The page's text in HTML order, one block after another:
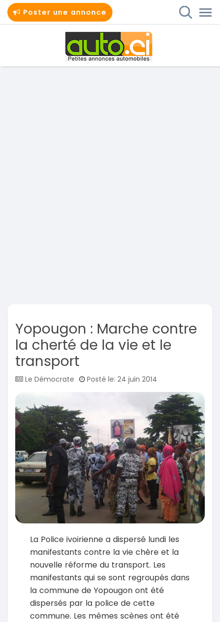
Poster une annonce
Yopougon : Marche contre
la cherté de la vie et le
transport
Le Démocrate Posté le: 24 juin 2014
La Police ivoirienne a dispersé lundi les
manifestants contre la vie chère et la
nouvelle réforme du transport. Les
manifestants qui se sont regroupés dans
la commune de Yopougon ont été
dispersés par la police de cette
commune. Les mêmes scènes ont été